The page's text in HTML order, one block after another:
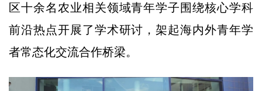
区十余名农业相关领域青年学子围绕核心学科
前沿热点开展了学术研讨，架起海内外青年学
者常态化交流合作桥梁。